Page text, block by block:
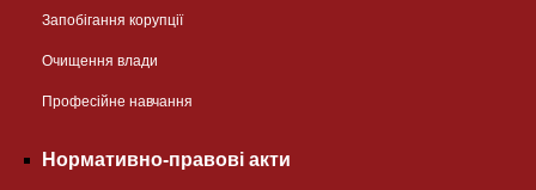
Запобігання корупції
Очищення влади
Професійне навчання
Нормативно-правові акти